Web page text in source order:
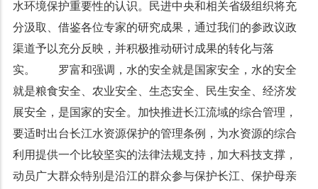
水环境保护重要性的认识。民进中央和相关省级组织将充
分汲取、借鉴各位专家的研究成果，通过我们的参政议政
渠道予以充分反映，并积极推动研讨成果的转化与落
实。 罗富和强调，水的安全就是国家安全，水的安全
就是粮食安全、农业安全、生态安全、民生安全、经济发
展安全，是国家的安全。加快推进长江流域的综合管理，
要适时出台长江水资源保护的管理条例，为水资源的综合
利用提供一个比较坚实的法律法规支持，加大科技支撑，
动员广大群众特别是沿江的群众参与保护长江、保护母亲